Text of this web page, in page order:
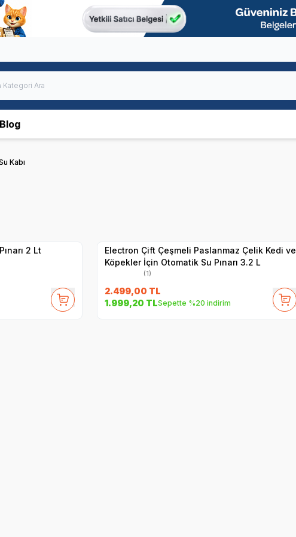
Blog
Kabı
2 Lt
Electron Çift Çeşmeli Paslanmaz Çelik Kedi ve
Köpekler İçin Otomatik Su Pınarı 3.2 L
(1)
2.499,00 TL
1.999,20 TLSepette %20 indirim